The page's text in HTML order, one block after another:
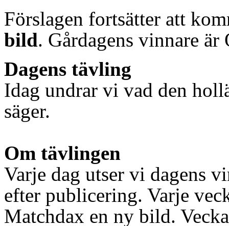
Förslagen fortsätter att
bild. Gårdagens vinnare
Dagens tävling
Idag undrar vi vad den
säger.
Om tävlingen
Varje dag utser vi dagens
efter publicering. Varje
Matchdax en ny bild.